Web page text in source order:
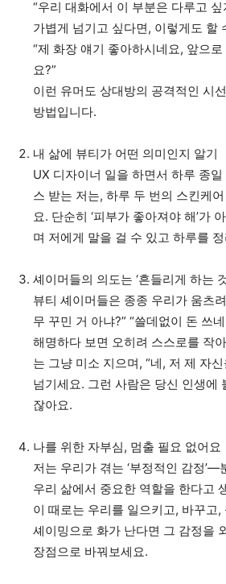
“우리 대화에서 이 부분은 다루고 싶
가볍게 넘기고 싶다면, 이렇게도 할
“제 화장 얘기 좋아하시네요, 앞으
요?”
이런 유머도 상대방의 공격적인 시
방법입니다.
내 삶에 뷰티가 어떤 의미인지 알기
UX 디자이너 일을 하면서 하루 종
스 받는 저는, 하루 두 번의 스킨케
요. 단순히 ‘피부가 좋아져야 해’가
며 저에게 말을 걸 수 있고 하루를
셰이머들의 의도는 ‘흔들리게 하는
뷰티 셰이머들은 종종 우리가 움츠
무 꾸민 거 아냐?” “쓸데없이 돈 쓰
해명하다 보면 오히려 스스로를 작
는 그냥 미소 지으며, “네, 저 제 자
넘기세요. 그런 사람은 당신 인생에
잖아요.
나를 위한 자부심, 멈출 필요 없어요
저는 우리가 겪는 ‘부정적인 감정
우리 삶에서 중요한 역할을 한다고
이 때로는 우리를 일으키고, 바꾸고,
셰이밍으로 화가 난다면 그 감정을
장점으로 바꿔보세요.